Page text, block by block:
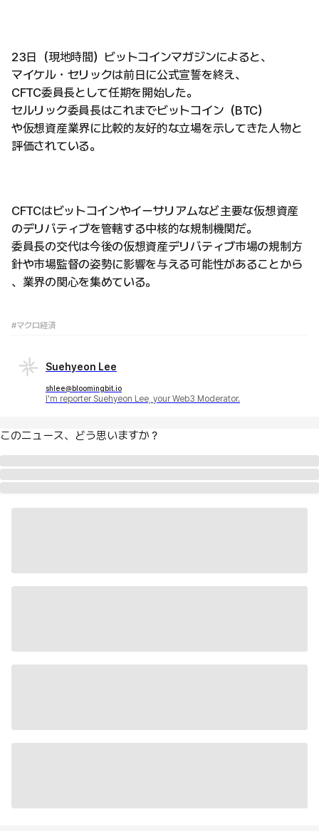
23日（現地時間）ビットコインマガジンによると、
マイケル・セリックは前日に公式宣誓を終え、
CFTC委員長として任期を開始した。
セルリック委員長はこれまでビットコイン（BTC）
や仮想資産業界に比較的友好的な立場を示してきた人物と
評価されている。
CFTCはビットコインやイーサリアムなど主要な仮想資産
のデリバティブを管轄する中核的な規制機関だ。
委員長の交代は今後の仮想資産デリバティブ市場の規制方
針や市場監督の姿勢に影響を与える可能性があることから
、業界の関心を集めている。
#マクロ経済
Suehyeon Lee
shlee@bloomingbit.io
I'm reporter Suehyeon Lee, your Web3 Moderator.
このニュース、どう思いますか？